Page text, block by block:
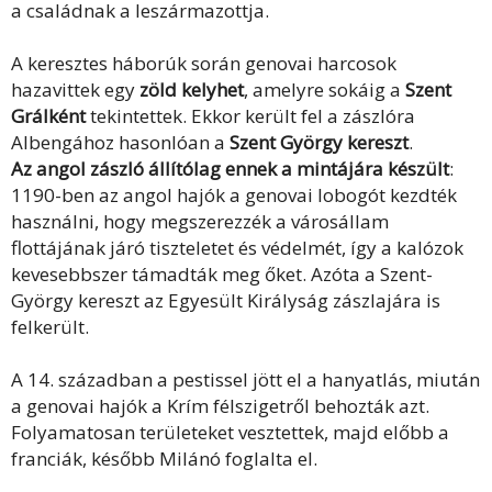
a családnak a leszármazottja.
A keresztes háborúk során genovai harcosok
hazavittek egy zöld kelyhet, amelyre sokáig a Szent
Grálkénttekintettek. Ekkor került fel a zászlóra
Albengához hasonlóan a Szent György kereszt.
Az angol zászló állítólag ennek a mintájára készült:
1190-ben az angol hajók a genovai lobogót kezdték
használni, hogy megszerezzék a városállam
flottájának járó tiszteletet és védelmét, így a kalózok
kevesebbszer támadták meg őket. Azóta a Szent-
György kereszt az Egyesült Királyság zászlajára is
felkerült.
A 14. században a pestissel jött el a hanyatlás, miután
a genovai hajók a Krím félszigetről behozták azt.
Folyamatosan területeket vesztettek, majd előbb a
franciák, később Milánó foglalta el.